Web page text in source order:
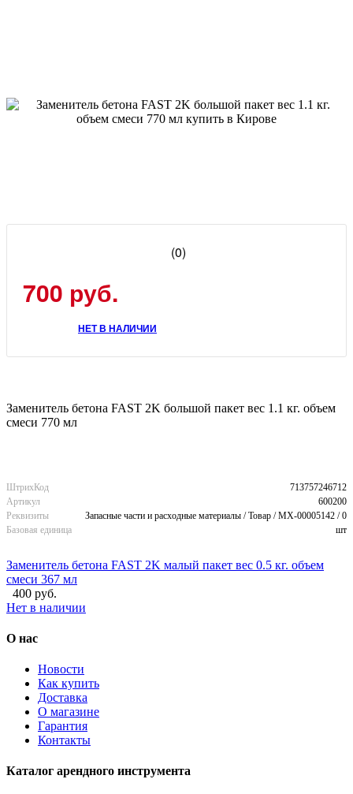
(0)
700 руб.
НЕТ В НАЛИЧИИ
Заменитель бетона FAST 2K большой пакет вес 1.1 кг. объем
смеси 770 мл
ШтрихКод
713757246712
Артикул
600200
Реквизиты
Запасные части и расходные материалы / Товар / MX-00005142 / 0
Базовая единица
шт
Заменитель бетона FAST 2K малый пакет вес 0.5 кг. объем
смеси 367 мл
400 руб.
Нет в наличии
О нас
Новости
Как купить
Доставка
О магазине
Гарантия
Контакты
Каталог арендного инструмента